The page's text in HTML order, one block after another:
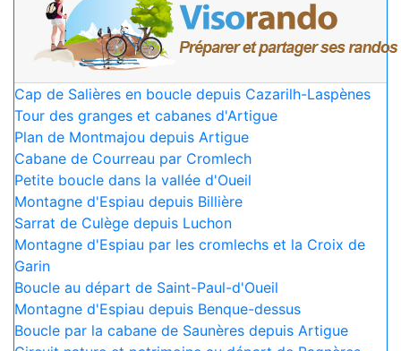
Cap de Salières en boucle depuis Cazarilh-Laspènes
Tour des granges et cabanes d'Artigue
Plan de Montmajou depuis Artigue
Cabane de Courreau par Cromlech
Petite boucle dans la vallée d'Oueil
Montagne d'Espiau depuis Billière
Sarrat de Culège depuis Luchon
Montagne d'Espiau par les cromlechs et la Croix de
Garin
Boucle au départ de Saint-Paul-d'Oueil
Montagne d'Espiau depuis Benque-dessus
Boucle par la cabane de Saunères depuis Artigue